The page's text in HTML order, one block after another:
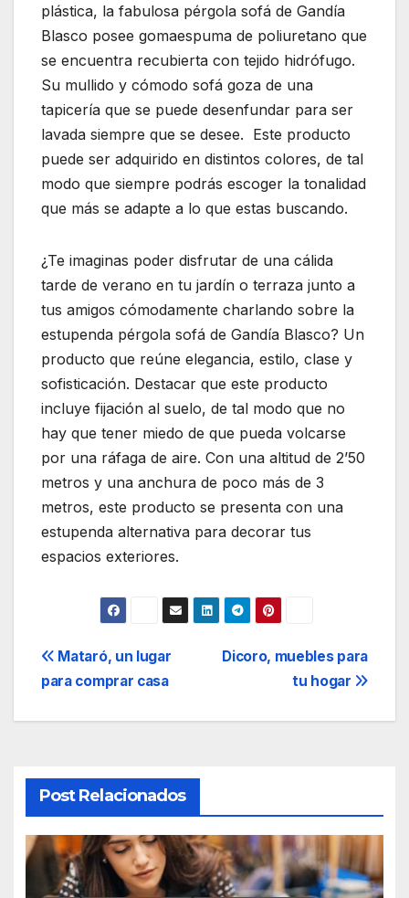
plástica, la fabulosa pérgola sofá de Gandía
Blasco posee gomaespuma de poliuretano que
se encuentra recubierta con tejido hidrófugo.
Su mullido y cómodo sofá goza de una
tapicería que se puede desenfundar para ser
lavada siempre que se desee. Este producto
puede ser adquirido en distintos colores, de tal
modo que siempre podrás escoger la tonalidad
que más se adapte a lo que estas buscando.
¿Te imaginas poder disfrutar de una cálida
tarde de verano en tu jardín o terraza junto a
tus amigos cómodamente charlando sobre la
estupenda pérgola sofá de Gandía Blasco? Un
producto que reúne elegancia, estilo, clase y
sofisticación. Destacar que este producto
incluye fijación al suelo, de tal modo que no
hay que tener miedo de que pueda volcarse
por una ráfaga de aire. Con una altitud de 2’50
metros y una anchura de poco más de 3
metros, este producto se presenta con una
estupenda alternativa para decorar tus
espacios exteriores.
Navegación
de
Dicoro, muebles para
tu hogar
Mataró, un lugar
para comprar casa
Post Relacionados